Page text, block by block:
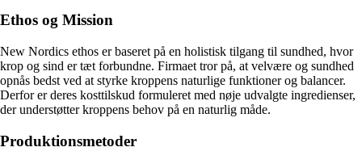
Ethos og Mission
New Nordics ethos er baseret på en holistisk tilgang til sundhed, hvor
krop og sind er tæt forbundne. Firmaet tror på, at velvære og sundhed
opnås bedst ved at styrke kroppens naturlige funktioner og balancer.
Derfor er deres kosttilskud formuleret med nøje udvalgte ingredienser,
der understøtter kroppens behov på en naturlig måde.
Produktionsmetoder